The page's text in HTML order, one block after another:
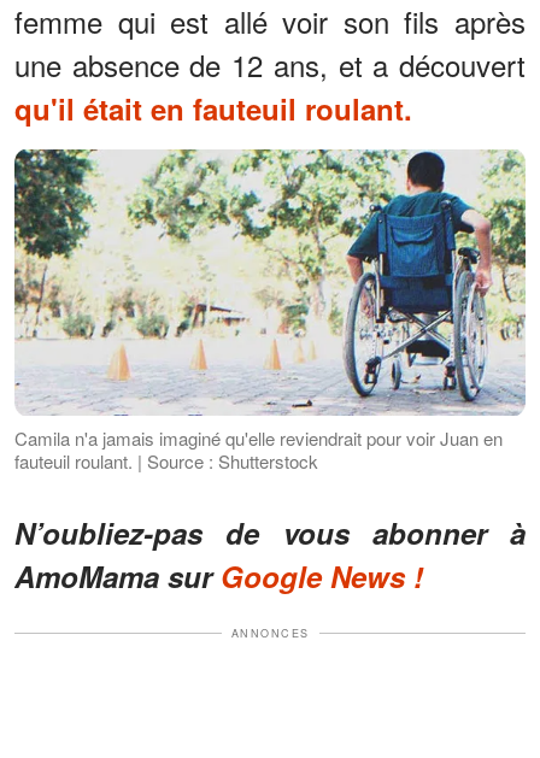
femme qui est allé voir son fils après
une absence de 12 ans, et a découvert
qu'il était en fauteuil roulant.
Camila n'a jamais imaginé qu'elle reviendrait pour voir Juan en
fauteuil roulant. | Source : Shutterstock
N’oubliez-pas de vous abonner à
AmoMama surGoogle News !
ANNONCES